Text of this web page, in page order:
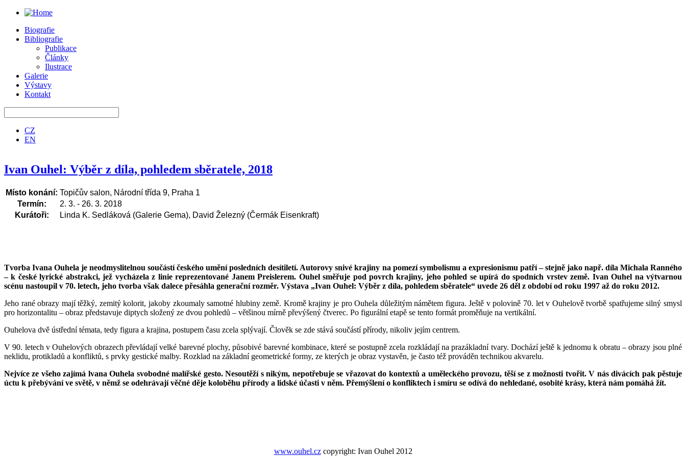
Biografie
Bibliografie
Publikace
Články
Ilustrace
Galerie
Výstavy
Kontakt
CZ
EN
Ivan Ouhel: Výběr z díla, pohledem sběratele, 2018
Místo konání: Topičův salon, Národní třída 9, Praha 1
Termín:
2. 3. - 26. 3. 2018
Kurátoři:
Linda K. Sedláková (Galerie Gema), David Železný (Čermák Eisenkraft)
Tvorba Ivana Ouhela je neodmyslitelnou součástí českého umění posledních desítiletí. Autorovy snivé krajiny na pomezí symbolismu a expresionismu patří – stejně jako např. díla Michala Ranného
– k české lyrické abstrakci, jež vycházela z linie reprezentované Janem Preislerem. Ouhel směřuje pod povrch krajiny, jeho pohled se upírá do spodních vrstev země. Ivan Ouhel na výtvarnou
scénu nastoupil v 70. letech, jeho tvorba však dalece přesáhla generační rozměr. Výstava „Ivan Ouhel: Výběr z díla, pohledem sběratele“ uvede 26 děl z období od roku 1997 až do roku 2012.
Jeho rané obrazy mají těžký, zemitý kolorit, jakoby zkoumaly samotné hlubiny země. Kromě krajiny je pro Ouhela důležitým námětem figura. Ještě v polovině 70. let v Ouhelově tvorbě spatřujeme silný smysl
pro horizontalitu – obraz představuje diptych složený ze dvou pohledů – většinou mírně převýšený čtverec. Po figurální etapě se tento formát proměňuje na vertikální.
Ouhelova dvě ústřední témata, tedy figura a krajina, postupem času zcela splývají. Člověk se zde stává součástí přírody, nikoliv jejím centrem.
V 90. letech v Ouhelových obrazech převládají velké barevné plochy, působivé barevné kombinace, které se postupně zcela rozkládají na prazákladní tvary. Dochází ještě k jednomu k obratu – obrazy jsou plné
neklidu, protikladů a konfliktů, s prvky gestické malby. Rozklad na základní geometrické formy, ze kterých je obraz vystavěn, je často též prováděn technikou akvarelu.
Nejvíce ze všeho zajímá lvana Ouhela svobodné malířské gesto. Nesoutěží s nikým, nepotřebuje se vřazovat do kontextů a uměleckého provozu, těší se z možnosti tvořit. V nás divácích pak pěstuje
úctu k přebývání ve světě, v němž se odehrávají věčné děje koloběhu přírody a lidské účasti v něm. Přemýšlení o konfliktech i smíru se odívá do nehledané, osobité krásy, která nám pomáhá žít.
www.ouhel.czcopyright: Ivan Ouhel 2012